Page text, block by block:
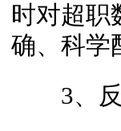
时对超职
确、科学
3、反